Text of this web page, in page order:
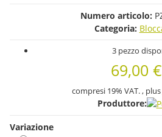
Numero articolo:
Categoria:
3 pezzo
69,00 €
compresi 19% VAT. , plus
Produttore:
Variazione